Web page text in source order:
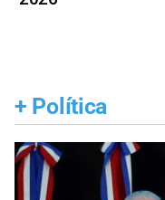
+ Política